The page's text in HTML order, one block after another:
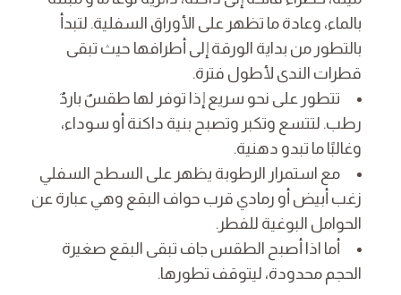
بالماء، وعادة ما تظهر على الأوراق السفلية. لتبدأ
بالتطور من بداية الورقة إلى أطرافها حيث تبقى
قطرات الندى لأطول فترة.
تتطور على نحو سريع إذا توفر لها طقسٌ باردٌ
رطب. لتتسع وتكبر وتصبح بنية داكنة أو سوداء،
وغالبًا ما تبدو دهنية.
مع استمرار الرطوبة يظهر على السطح السفلي
زغب أبيض أو رمادي قرب حواف البقع وهي عبارة عن
الحوامل البوغية للفطر.
أما اذا أصبح الطقس جاف تبقى البقع صغيرة
الحجم محدودة، ليتوقف تطورها.